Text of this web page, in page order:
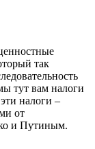
так
тут вам налоги
налоги –
от
и Путиным.